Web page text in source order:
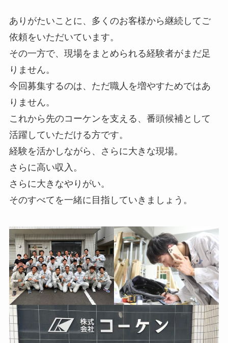
ありがたいことに、多くのお客様から継続してご
依頼をいただいています。
その一方で、現場をまとめられる経験者がまだ足
りません。
今回募集するのは、ただ職人を増やすためではあ
りません。
これから先のコーケンを支える、番頭候補として
活躍していただける方です。
経験を活かしながら、さらに大きな現場。
さらに高い収入。
さらに大きなやりがい。
そのすべてを一緒に目指していきましょう。